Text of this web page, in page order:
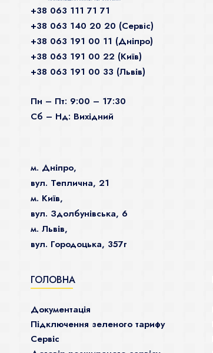
+38 063 111 71 71
+38 063 140 20 20 (Сервiс)
+38 063 191 00 11 (Дніпро)
+38 063 191 00 22 (Київ)
+38 063 191 00 33 (Львів)
Пн – Пт: 9:00 – 17:30
Сб – Нд: Вихідний
м. Дніпро,
вул. Теплична, 21
м. Київ,
вул. Здолбунівська, 6
м. Львів,
вул. Городоцька, 357г
ГОЛОВНА
Документація
Підключення зеленого тарифу
Сервіс